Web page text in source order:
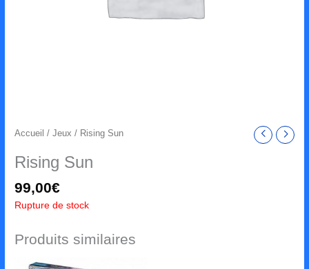
Accueil /Jeux / Rising Sun
Rising Sun
99,00€
Rupture de stock
Produits similaires